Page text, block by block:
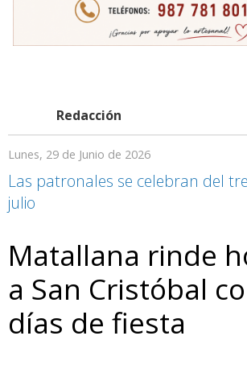
Redacción
Lunes, 29 de Junio de 2026
Las patronales se celebran del
julio
Matallana rinde
a San Cristóbal
días de fiesta